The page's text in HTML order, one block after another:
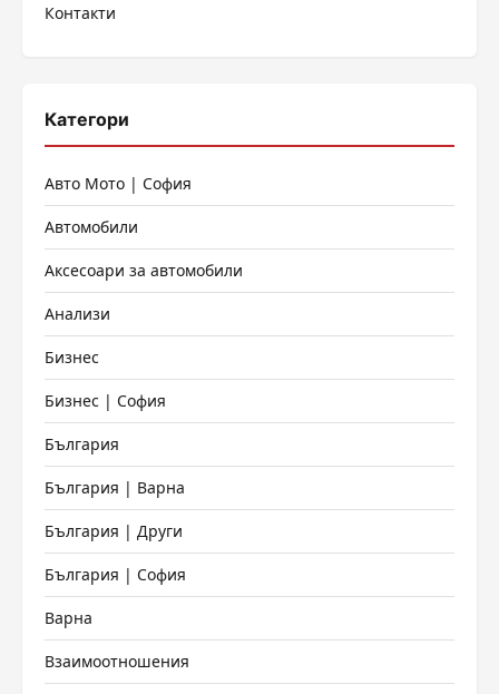
Контакти
Категори
Авто Мото | София
Автомобили
Аксесоари за автомобили
Анализи
Бизнес
Бизнес | София
България
България | Варна
България | Други
България | София
Варна
Взаимоотношения